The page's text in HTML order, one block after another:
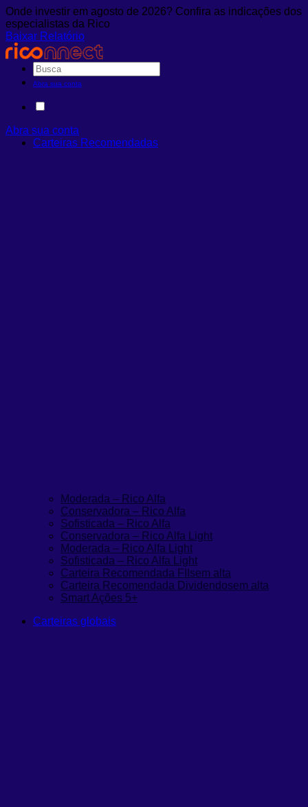
Onde investir em agosto de 2026? Confira as indicações dos
especialistas da Rico
Baixar Relatório
Abra sua conta
Abra sua conta
Carteiras Recomendadas
Moderada – Rico Alfa
Conservadora – Rico Alfa
Sofisticada – Rico Alfa
Conservadora – Rico Alfa Light
Moderada – Rico Alfa Light
Sofisticada – Rico Alfa Light
Carteira Recomendada FIIsem alta
Carteira Recomendada Dividendosem alta
Smart Ações 5+
Carteiras globais